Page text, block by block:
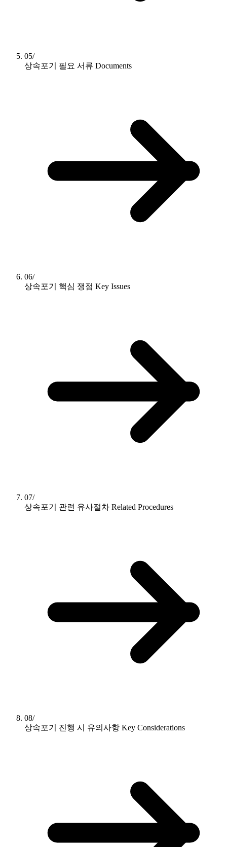
05/
상속포기 필요 서류 Documents
06/
상속포기 핵심 쟁점 Key Issues
07/
상속포기 관련 유사절차 Related Procedures
08/
상속포기 진행 시 유의사항 Key Considerations